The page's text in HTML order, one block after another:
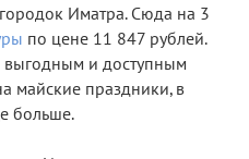
Иматра. Сюда на 3
по цене 11 847 рублей.
выгодным и доступным
майские праздники, в
больше.